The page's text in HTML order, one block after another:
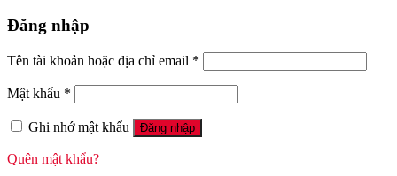
Đăng nhập
Tên tài khoản hoặc địa chỉ email *
Mật khẩu *
Ghi nhớ mật khẩu Đăng nhập
Quên mật khẩu?